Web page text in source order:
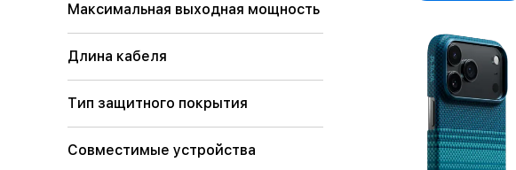
Максимальная выходная мощность
Длина кабеля
Тип защитного покрытия
Совместимые устройства